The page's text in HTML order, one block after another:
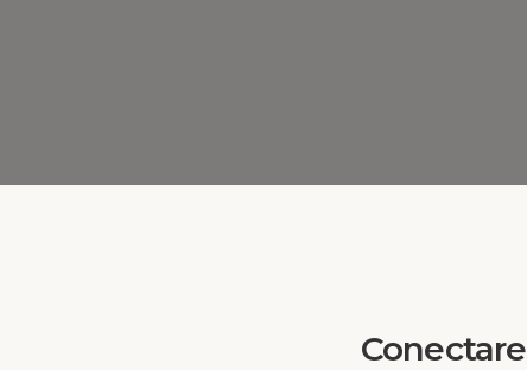
Conectare